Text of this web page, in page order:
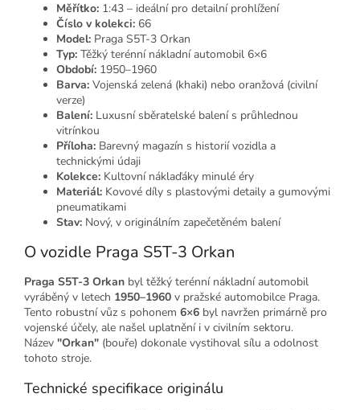
Měřítko: 1:43 – ideální pro detailní prohlížení
Číslo v kolekci: 66
Model: Praga S5T-3 Orkan
Typ: Těžký terénní nákladní automobil 6×6
Období: 1950–1960
Barva: Vojenská zelená (khaki) nebo oranžová (civilní
verze)
Balení: Luxusní sběratelské balení s průhlednou
vitrínkou
Příloha: Barevný magazín s historií vozidla a
technickými údaji
Kolekce: Kultovní náklaďáky minulé éry
Materiál: Kovové díly s plastovými detaily a gumovými
pneumatikami
Stav: Nový, v originálním zapečetěném balení
O vozidle Praga S5T-3 Orkan
Praga S5T-3 Orkan byl těžký terénní nákladní automobil
vyráběný v letech 1950–1960 v pražské automobilce Praga.
Tento robustní vůz s pohonem 6×6 byl navržen primárně pro
vojenské účely, ale našel uplatnění i v civilním sektoru.
Název "Orkan" (bouře) dokonale vystihoval sílu a odolnost
tohoto stroje.
Technické specifikace originálu